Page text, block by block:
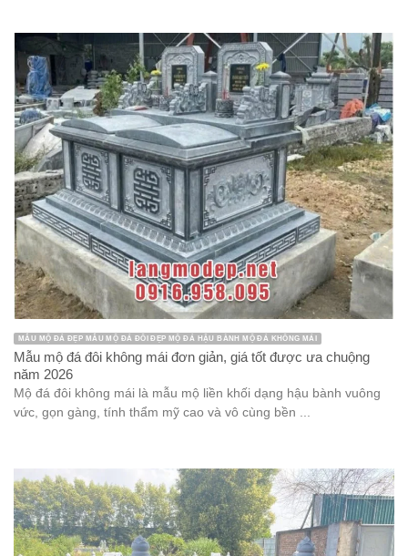
MẪU MỘ ĐÁ ĐẸP MẪU MỘ ĐÁ ĐÔI ĐẸP MỘ ĐÁ HẬU BÀNH MỘ ĐÁ KHÔNG MÁI
Mẫu mộ đá đôi không mái đơn giản, giá tốt được ưa chuộng
năm 2026
Mộ đá đôi không mái là mẫu mộ liền khối dạng hậu bành vuông
vức, gọn gàng, tính thẩm mỹ cao và vô cùng bền ...